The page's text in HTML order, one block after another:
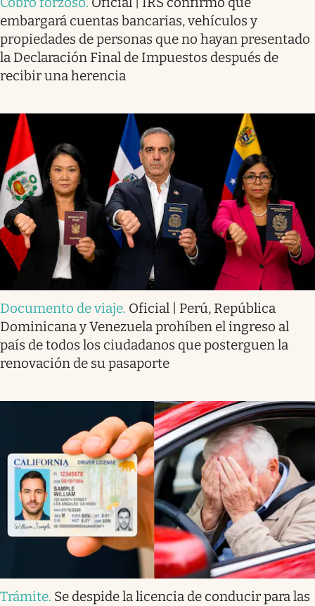
embargará cuentas bancarias, vehículos y
propiedades de personas que no hayan presentado
la Declaración Final de Impuestos después de
recibir una herencia
Documento de viaje. Oficial | Perú, República
Dominicana y Venezuela prohíben el ingreso al
país de todos los ciudadanos que posterguen la
renovación de su pasaporte
Trámite. Se despide la licencia de conducir para las